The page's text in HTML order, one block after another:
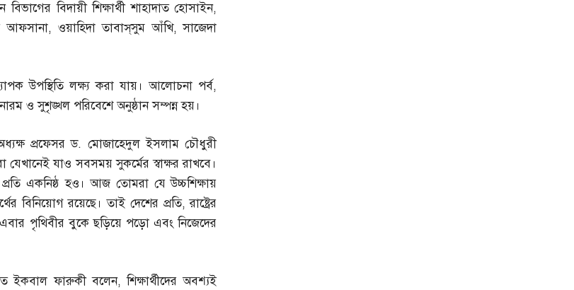
বিদায়ী শিক্ষার্থী শাহাদাত হোসাইন,
আফসানা, ওয়াহিদা তাবাস্‌সুম আঁখি,সাজেদা
উপস্থিতি লক্ষ্য করা যায়। আলোচনা পর্ব,
ও সুশৃঙ্খল পরিবেশে অনুষ্ঠান সম্পন্ন হয়।
প্রফেসর ড. মোজাহেদুল ইসলাম চৌধুরী
যাও সবসময় সুকর্মের স্বাক্ষর রাখবে।
একনিষ্ঠ হও। আজ তোমরা যে উচ্চশিক্ষায়
বিনিয়োগ রয়েছে। তাই দেশের প্রতি,রাষ্ট্রের
এবার পৃথিবীর বুকে ছড়িয়ে পড়ো এবং নিজেদের
ইকবাল ফারুকী বলেন,শিক্ষার্থীদের অবশ্যই